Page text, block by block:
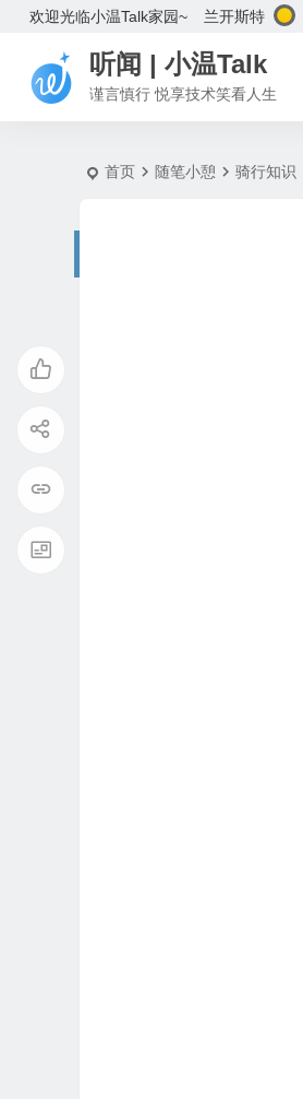
欢迎光临小温Talk家园~ 兰开斯特
听闻 | 小温Talk
谨言慎行 悦享技术笑看人生
首页 随笔小憩 骑行知识